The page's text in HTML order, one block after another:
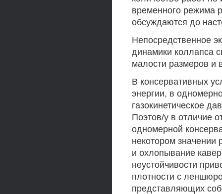
временного режима
обсуждаются до
Непосредственное
динамики коллапса
малости размеров и
В консервативных
энергии, в
газокинетическое
Поэтов/у в отличие
одномерной
некотором значении
и охлопывание
неустойчивости
плотности с
представляющих